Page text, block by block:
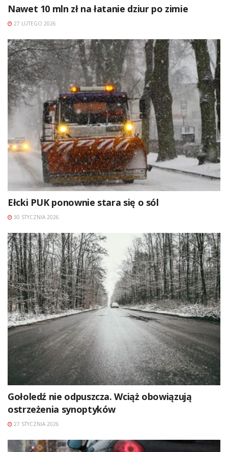
Nawet 10 mln zł na łatanie dziur po zimie
27 LUTEGO 2026
Ełcki PUK ponownie stara się o sól
30 STYCZNIA 2026
Gołoledź nie odpuszcza. Wciąż obowiązują
ostrzeżenia synoptyków
27 STYCZNIA 2026